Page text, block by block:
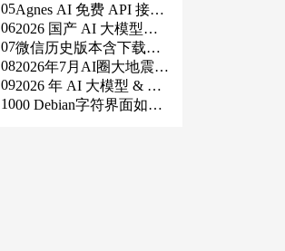
I清单（含 SiliconFlow、
火山、阿里、智谱、百
度、Kimi、DeepSeek、
DMXAPI 等）
026：Agent 全面接管开
发链路
05Agnes AI 免费 API 接入
指南：文本、生图、生
视频，一套接口全免费
062026 国产 AI 大模型横
评：DeepSeek、通义千
问、Kimi、文心一言、
星火、豆包谁更能打？
07微信历史版本含下载地
址（ Windows PC | 安卓
| MAC ）及设置微信不
更新
082026年7月AI圈大地震：
GPT-5.6被政府限制、Cl
aude入驻Slack、Anthrop
092026 年 AI 大模型 & AI
编程工具实战全总结
1000 Debian字符界面如何